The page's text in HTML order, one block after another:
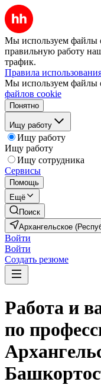
Мы используем файлы
правильную работу
трафик.
Правила
Мы используем файлы
файлов cookie
Понятно
Ищу работу
Ищу работу
Ищу работу
Ищу сотрудника
Сервисы
Помощь
Ещё
Поиск
Архангельское
Войти
Войти
Создать резюме
Работа и
по